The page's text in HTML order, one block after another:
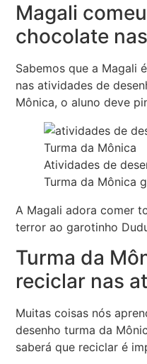
Magali
chocolate
Sabemos que a Magali
nas atividades de
Mônica, o aluno deve
Atividades de
Turma da Mônica
A Magali adora comer
terror ao garotinho
Turma da
reciclar nas
Muitas coisas nós
desenho turma da
saberá que reciclar é